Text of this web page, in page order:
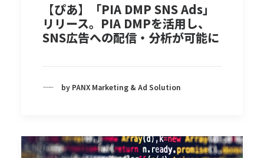
【ぴあ】「PIA DMP SNS Ads」
リリース。PIA DMPを活用し、
SNS広告への配信・分析が可能に
by PANX Marketing & Ad Solution